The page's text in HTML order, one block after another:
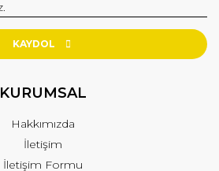
KAYDOL
KURUMSAL
Hakkımızda
İletişim
İletişim Formu